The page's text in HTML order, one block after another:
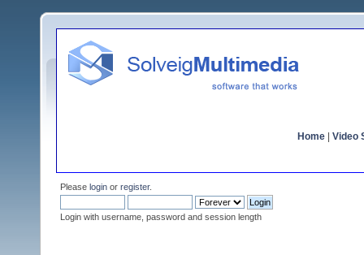
Home Video
Please login or register.
Login with username, password and session length